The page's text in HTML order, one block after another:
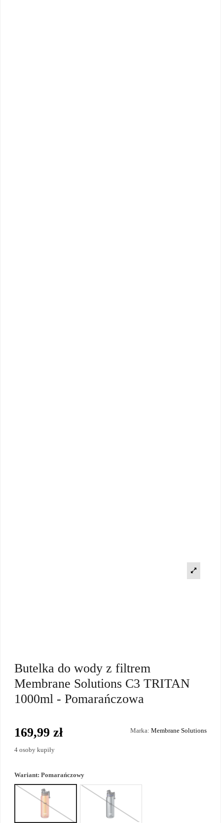
Butelka do wody z filtrem
Membrane Solutions C3 TRITAN
1000ml - Pomarańczowa
Marka: Membrane Solutions
169,99 zł
4 osoby kupiły
Wariant: Pomarańczowy